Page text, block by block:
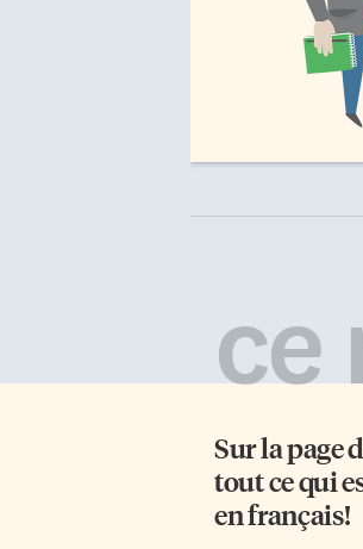
ce
Sur la page
tout ce qui
en français!